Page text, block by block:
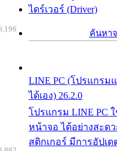
ไดร์เวอร์ (Driver)
ค้นหา
LINE PC (โปรแกรม
ได้เอง) 26.2.0
โปรแกรม LINE PC
หน้าจอ ได้อย่างสะด
สติกเกอร์ มีการอัปเด